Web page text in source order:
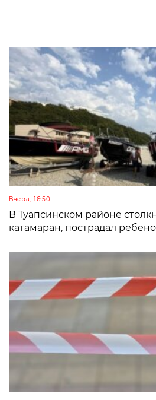
Вчера, 16:50
В Туапсинском районе
катамаран, пострадал